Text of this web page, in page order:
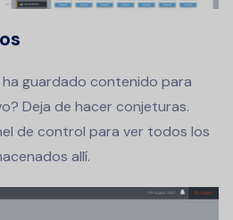
guardado contenido para
Deja de hacer conjeturas.
de control para ver todos los
allí.